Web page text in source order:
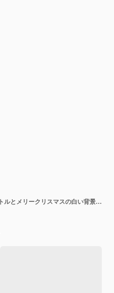
黄金の現実的な装飾要素ベクトルとメリークリスマスの白い背景バナー